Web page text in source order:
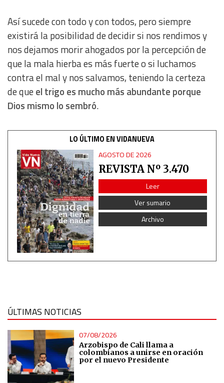
Así sucede con todo y con todos, pero siempre
existirá la posibilidad de decidir si nos rendimos y
nos dejamos morir ahogados por la percepción de
que la mala hierba es más fuerte o si luchamos
contra el mal y nos salvamos, teniendo la certeza
de queel trigo es mucho más abundante porque
Dios mismo lo sembró.
LO ÚLTIMO EN VIDANUEVA
AGOSTO DE 2026
REVISTA Nº 3.470
Leer
Ver sumario
Archivo
ÚLTIMAS NOTICIAS
07/08/2026
Arzobispo de Cali llama a
colombianos a unirse en oración
por el nuevo Presidente